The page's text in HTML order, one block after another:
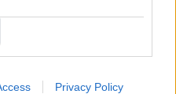
Privacy Policy
egy néninek tűnik,
más országokban
sütiket sütnek. ...